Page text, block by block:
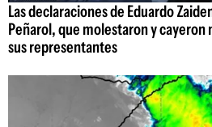
Las declaraciones de Eduardo
Peñarol, que molestaron y cayeron
sus representantes